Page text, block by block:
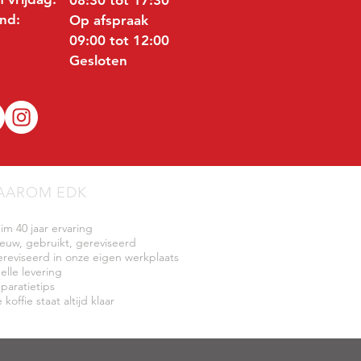
Op afspraak
09:00 tot 12:00
Gesloten
EDK
40 jaar ervaring
gebruikt, gereviseerd
in onze eigen werkplaats
levering
koffie staat altijd klaar